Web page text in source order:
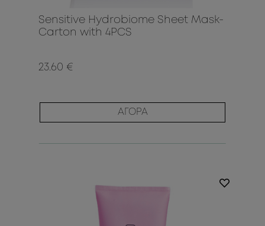
Sensitive Hydrobiome Sheet Mask-
Carton with 4PCS
23.60 €
ΑΓΟΡΑ